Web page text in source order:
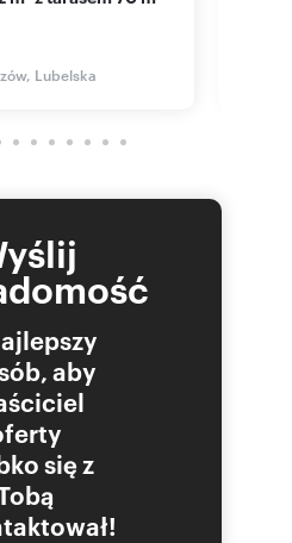
Lubelska
aby
się z